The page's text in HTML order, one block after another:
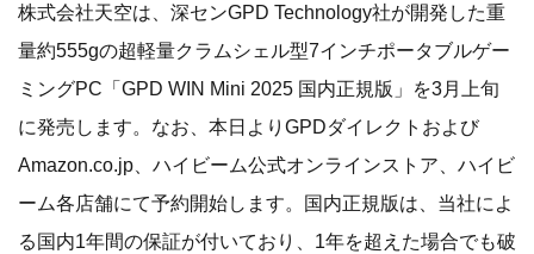
株式会社天空は、深センGPD Technology社が開発した重
量約555gの超軽量クラムシェル型7インチポータブルゲー
ミングPC「GPD WIN Mini 2025 国内正規版」を3月上旬
に発売します。なお、本日よりGPDダイレクトおよび
Amazon.co.jp、ハイビーム公式オンラインストア、ハイビ
ーム各店舗にて予約開始します。国内正規版は、当社によ
る国内1年間の保証が付いており、1年を超えた場合でも破